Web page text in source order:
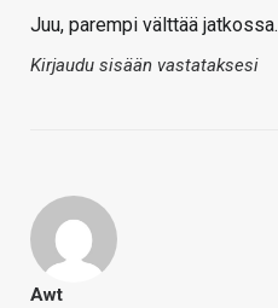
Juu, parempi välttää jatkossa.
Kirjaudu sisään vastataksesi
Awt